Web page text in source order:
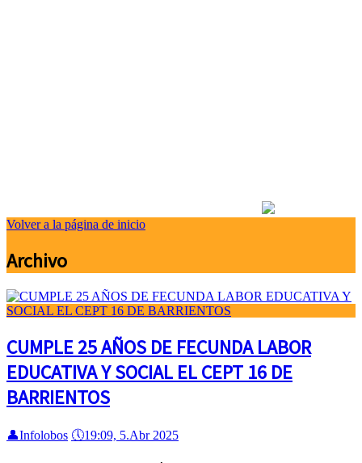
Volver a la página de inicio
Archivo
CUMPLE 25 AÑOS DE FECUNDA LABOR
EDUCATIVA Y SOCIAL EL CEPT 16 DE
BARRIENTOS
👤Infolobos 🕔19:09, 5.Abr 2025